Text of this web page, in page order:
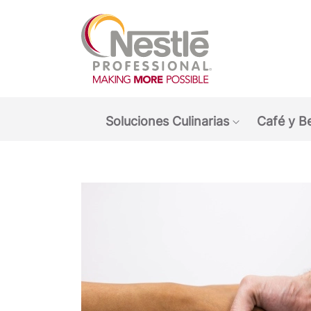
Soluciones Culinarias
Show
Café y